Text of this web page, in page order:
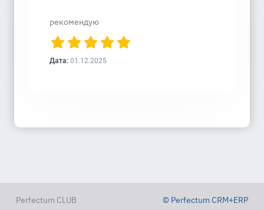
рекомендую
Дата: 01.12.2025
Perfectum CLUB © Perfectum CRM+ERP